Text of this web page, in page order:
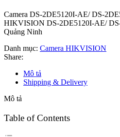
Camera DS-2DE5120I-AE/ DS-
HIKVISION DS-2DE5120I-AE/
Quảng Ninh
Danh mục: Camera HIKVISION
Share:
Mô tả
Shipping & Delivery
Mô tả
Table of Contents